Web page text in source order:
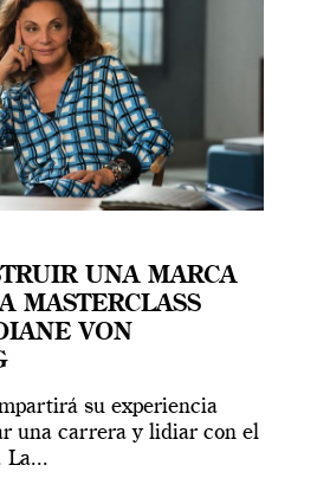
UNA MARCA
MASTERCLASS
VON
su experiencia
una carrera y lidiar con el
La...